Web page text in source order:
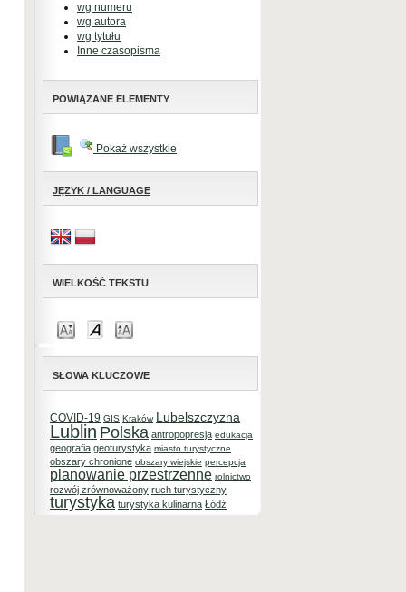
wg numeru
wg autora
wg tytułu
Inne czasopisma
POWIĄZANE ELEMENTY
Pokaż wszystkie
JĘZYK / LANGUAGE
WIELKOŚĆ TEKSTU
SŁOWA KLUCZOWE
COVID-19 GIS Kraków Lubelszczyzna
Lublin Polska antropopresja edukacja
geografia geoturystyka miasto turystyczne
obszary chronione obszary wiejskie percepcja
planowanie przestrzenne rolnictwo
rozwój zrównoważony ruch turystyczny
turystyka turystyka kulinarna Łódź